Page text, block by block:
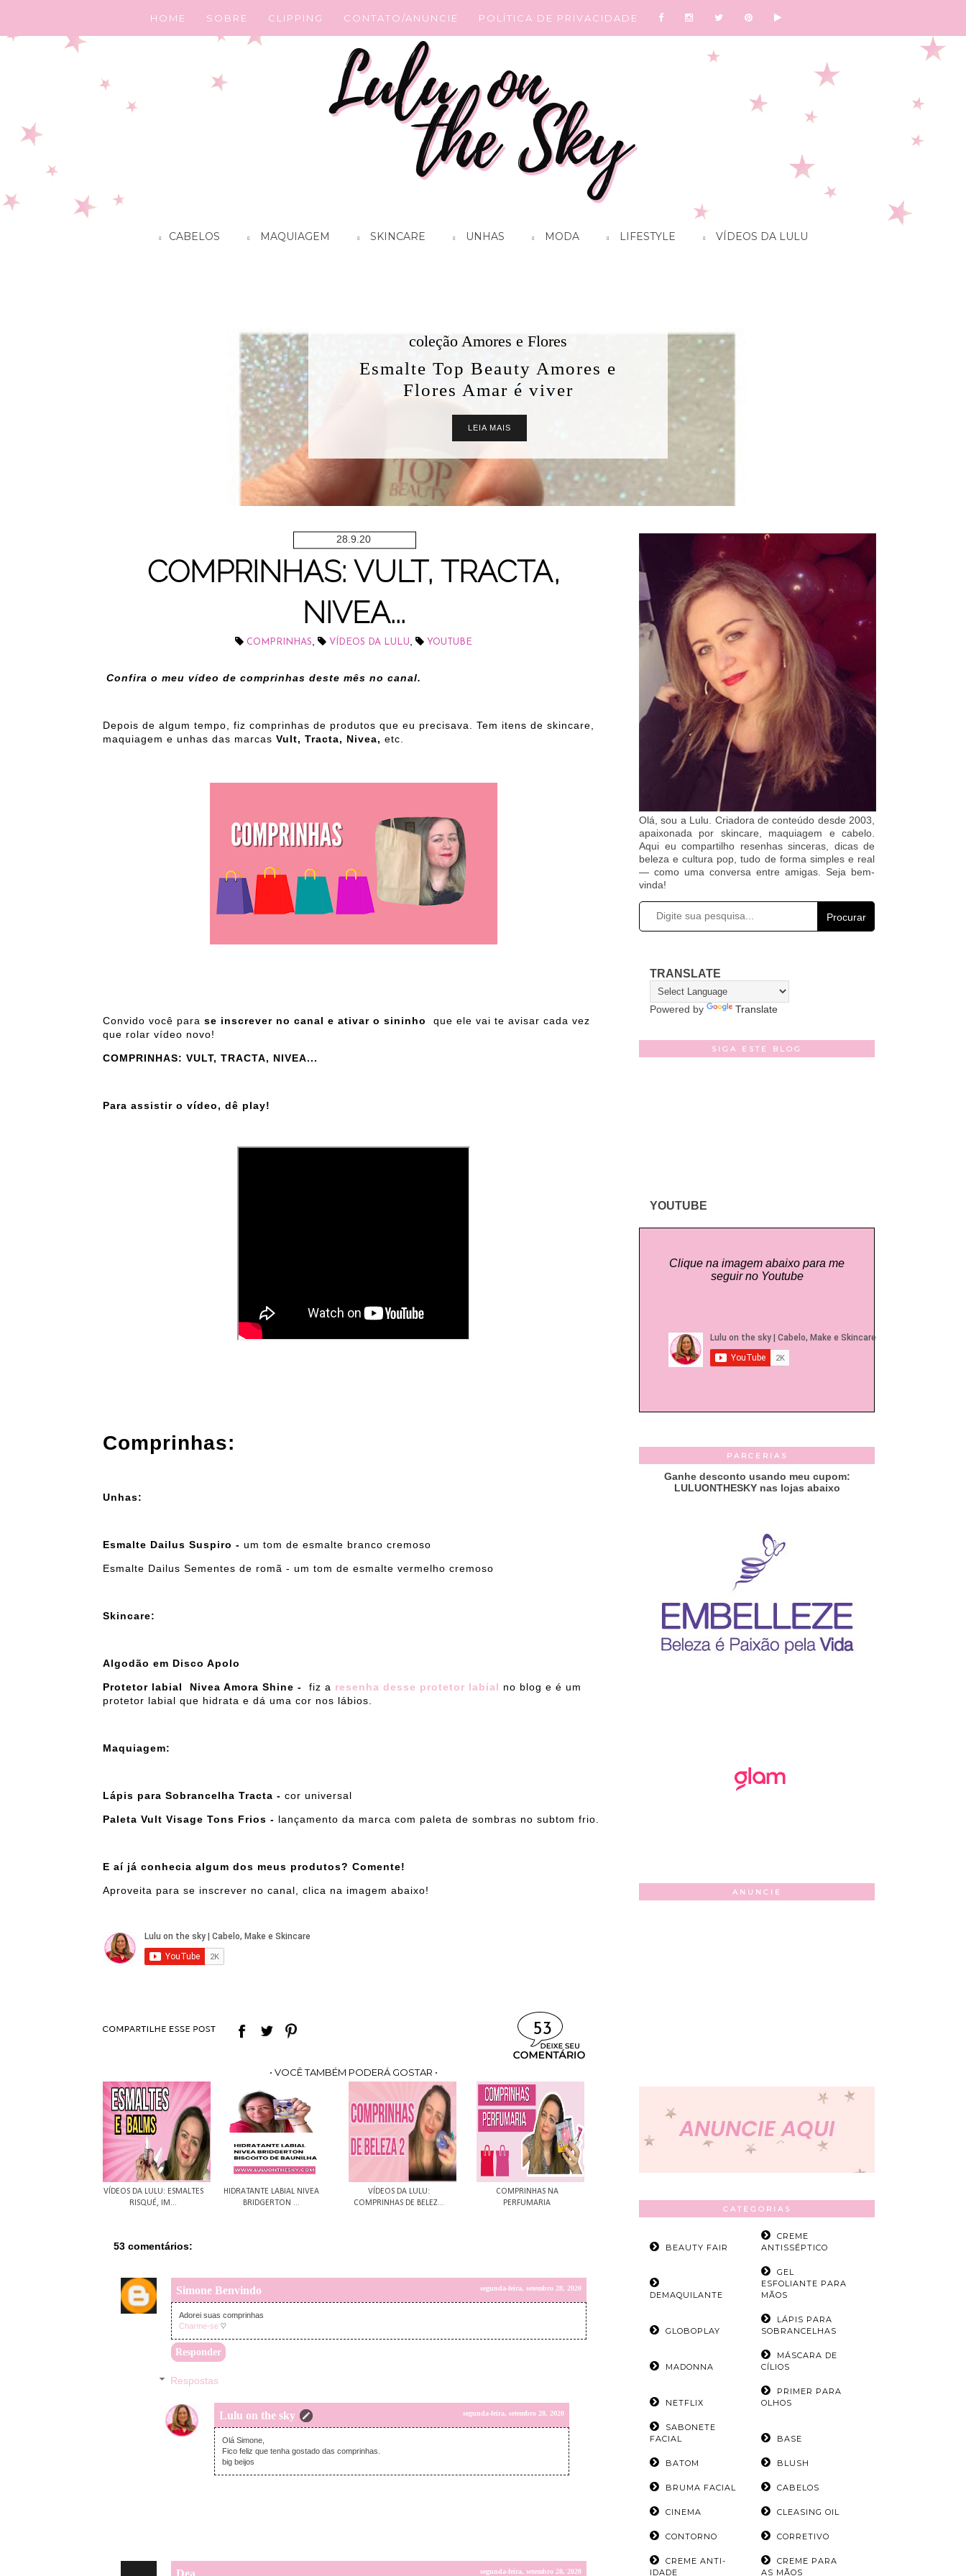
HOME SOBRE CLIPPING CONTATO/ANUNCIE POLÍTICA DE PRIVACIDADE
CABELOS MAQUIAGEM SKINCARE UNHAS MODA LIFESTYLE VÍDEOS DA LULU
coleção Amores e Flores
Esmalte Top Beauty Amores e
Flores Amar é viver
LEIA MAIS
28.9.20
COMPRINHAS: VULT, TRACTA,
NIVEA...
COMPRINHAS VÍDEOS DA LULU YOUTUBE
Confira o meu vídeo de comprinhas deste mês no canal.
Depois de algum tempo, fiz comprinhas de produtos que eu precisava. Tem itens de skincare,
maquiagem e unhas das marcas Vult, Tracta, Nivea, etc.
Convido você para se inscrever no canal e ativar o sininho
que ele vai te avisar cada vez
que rolar vídeo novo!
COMPRINHAS: VULT, TRACTA, NIVEA...
Para assistir o vídeo, dê play!
Comprinhas:
Unhas:
Esmalte Dailus Suspiro - um tom de esmalte branco cremoso
Esmalte Dailus Sementes de romã - um tom de esmalte vermelho cremoso
Skincare:
Algodão em Disco Apolo
Protetor labial Nivea Amora Shine - fiz a resenha desse protetor labial no blog e é um
protetor labial que hidrata e dá uma cor nos lábios.
Maquiagem:
Lápis para Sobrancelha Tracta - cor universal
Paleta Vult Visage Tons Frios - lançamento da marca com paleta de sombras no subtom frio.
E aí já conhecia algum dos meus produtos? Comente!
Aproveita para se inscrever no canal, clica na imagem abaixo!
53
• VOCÊ TAMBÉM PODERÁ GOSTAR •
VÍDEOS DA LULU: ESMALTES
RISQUÉ, IM...
HIDRATANTE LABIAL NIVEA
BRIDGERTON ...
VÍDEOS DA LULU:
COMPRINHAS DE BELEZ...
COMPRINHAS NA
PERFUMARIA
53 comentários:
Simone Benvindo segunda-feira, setembro 28, 2020
Adorei suas comprinhas
Charme-se ♡
Responder
Respostas
Lulu on the sky segunda-feira, setembro 28, 2020
Olá Simone,
Fico feliz que tenha gostado das comprinhas.
big beijos
Dea segunda-feira, setembro 28, 2020
Olá, sou a Lulu. Criadora de conteúdo desde 2003,
apaixonada por skincare, maquiagem e cabelo.
Aqui eu compartilho resenhas sinceras, dicas de
beleza e cultura pop, tudo de forma simples e real
— como uma conversa entre amigas. Seja bem-
vinda!
Procurar
TRANSLATE
Powered by Translate
SIGA ESTE BLOG
YOUTUBE
Clique na imagem abaixo para me
seguir no Youtube
PARCERIAS
Ganhe desconto usando meu cupom:
LULUONTHESKY nas lojas abaixo
ANUNCIE
CATEGORIAS
BEAUTY FAIR
CREME
ANTISSÉPTICO
DEMAQUILANTE
GEL
ESFOLIANTE PARA
MÃOS
GLOBOPLAY
LÁPIS PARA
SOBRANCELHAS
MADONNA
MÁSCARA DE
CÍLIOS
NETFLIX
PRIMER PARA
OLHOS
SABONETE
FACIAL
BASE
BATOM BLUSH
BRUMA FACIAL CABELOS
CINEMA CLEASING OIL
CONTORNO CORRETIVO
CREME ANTI-
IDADE
CREME PARA
AS MÃOS